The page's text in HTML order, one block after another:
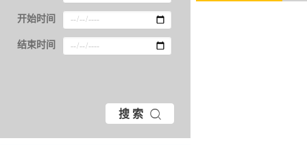
开始时间
结束时间
搜 索